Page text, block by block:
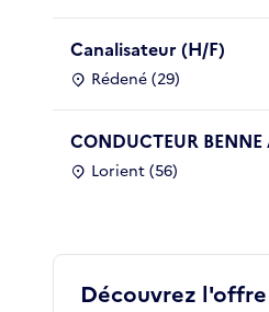
Canalisateur (H/F)
Rédené (29)
CONDUCTEUR
Lorient (56)
Découvrez